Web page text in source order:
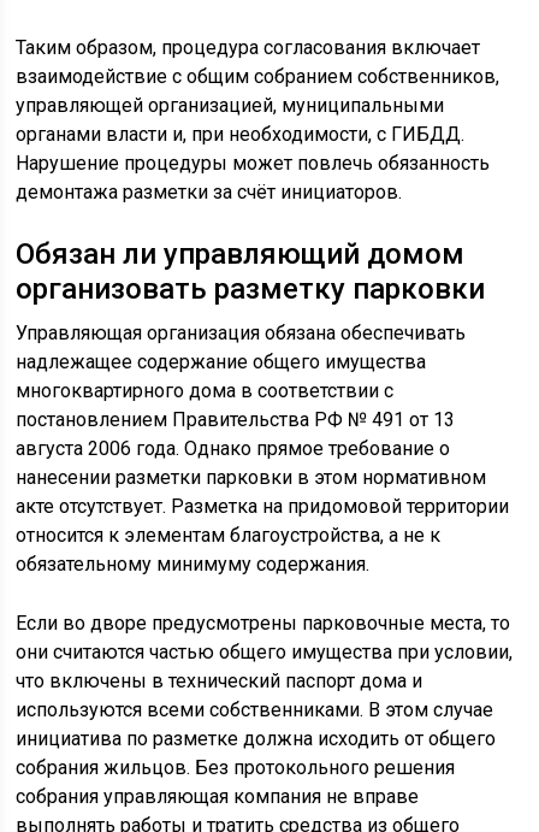
Таким образом, процедура согласования включает
взаимодействие с общим собранием собственников,
управляющей организацией, муниципальными
органами власти и, при необходимости, с ГИБДД.
Нарушение процедуры может повлечь обязанность
демонтажа разметки за счёт инициаторов.
Обязан ли управляющий домом
организовать разметку парковки
Управляющая организация обязана обеспечивать
надлежащее содержание общего имущества
многоквартирного дома в соответствии с
постановлением Правительства РФ № 491 от 13
августа 2006 года. Однако прямое требование о
нанесении разметки парковки в этом нормативном
акте отсутствует. Разметка на придомовой территории
относится к элементам благоустройства, а не к
обязательному минимуму содержания.
Если во дворе предусмотрены парковочные места, то
они считаются частью общего имущества при условии,
что включены в технический паспорт дома и
используются всеми собственниками. В этом случае
инициатива по разметке должна исходить от общего
собрания жильцов. Без протокольного решения
собрания управляющая компания не вправе
выполнять работы и тратить средства из общего